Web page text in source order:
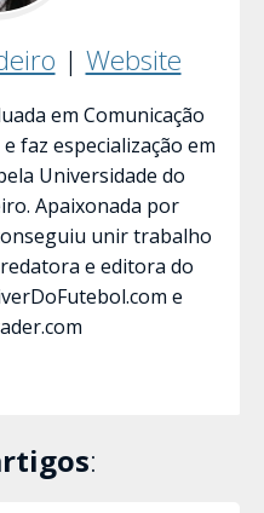
| Website
em Comunicação
faz especialização em
Universidade do
Apaixonada por
unir trabalho
e editora do
e
: